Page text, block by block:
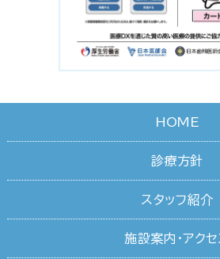
HOME
診療方針
スタッフ紹介
施設案内・アクセ